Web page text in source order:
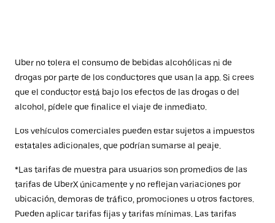
Uber no tolera el consumo de bebidas alcohólicas ni de
drogas por parte de los conductores que usan la app. Si crees
que el conductor está bajo los efectos de las drogas o del
alcohol, pídele que finalice el viaje de inmediato.
Los vehículos comerciales pueden estar sujetos a impuestos
estatales adicionales, que podrían sumarse al peaje.
*Las tarifas de muestra para usuarios son promedios de las
tarifas de UberX únicamente y no reflejan variaciones por
ubicación, demoras de tráfico, promociones u otros factores.
Pueden aplicar tarifas fijas y tarifas mínimas. Las tarifas